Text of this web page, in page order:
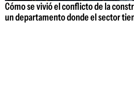
Cómo se vivió el conflicto de la
un departamento donde el sector